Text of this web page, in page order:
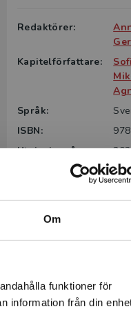
Om
funktioner för
information från din
Redaktörer:
Kapitelförfattare:
Språk:
ISBN:
Utgivningsår:
Artikelnummer: